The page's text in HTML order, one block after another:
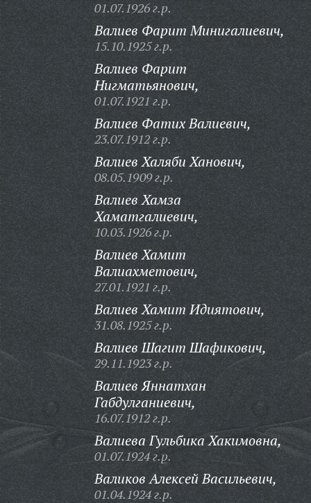
01.07.1926 г.р.
Валиев Фарит Минигалиевич,
15.10.1925 г.р.
Валиев Фарит
Нигматьянович,
01.07.1921 г.р.
Валиев Фатих Валиевич,
23.07.1912 г.р.
Валиев Халяби Ханович,
08.05.1909 г.р.
Валиев Хамза
Хаматгалиевич,
10.03.1926 г.р.
Валиев Хамит
Валиахметович,
27.01.1921 г.р.
Валиев Хамит Идиятович,
31.08.1925 г.р.
Валиев Шагит Шафикович,
29.11.1923 г.р.
Валиев Яннатхан
Габдулганиевич,
16.07.1912 г.р.
Валиева Гульбика Хакимовна,
01.07.1924 г.р.
Валиков Алексей Васильевич,
01.04.1924 г.р.